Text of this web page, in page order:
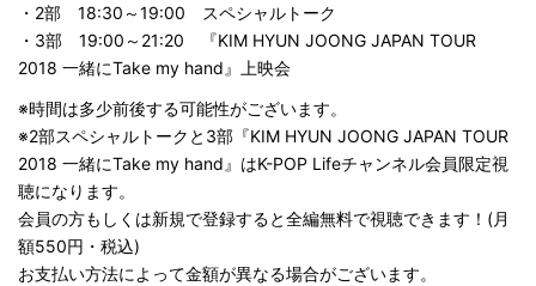
・2部 18:30～19:00 スペシャルトーク
・3部 19:00～21:20 『KIM HYUN JOONG JAPAN TOUR
2018 一緒にTake my hand』上映会
※時間は多少前後する可能性がございます。
※2部スペシャルトークと3部『KIM HYUN JOONG JAPAN TOUR
2018 一緒にTake my hand』はK-POP Lifeチャンネル会員限定視
聴になります。
会員の方もしくは新規で登録すると全編無料で視聴できます！(月
額550円・税込)
お支払い方法によって金額が異なる場合がございます。